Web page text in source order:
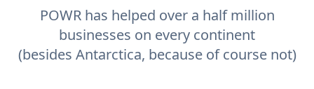
POWR has helped over a half million
businesses on every continent
(besides Antarctica, because of course not)